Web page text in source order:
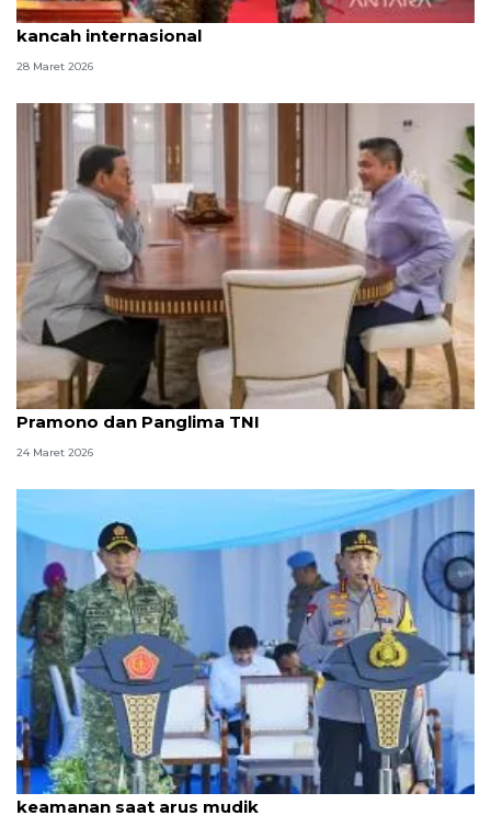
TNI beri KPLB kepada prajurit yang berprestasi di
kancah internasional
28 Maret 2026
Idul Fitri, Seskab Teddy silaturahmi dengan
Pramono dan Panglima TNI
24 Maret 2026
TNI kerahkan 105.365 personel untuk jaga
keamanan saat arus mudik